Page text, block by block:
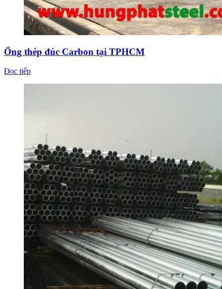
Ống thép đúc Carbon tại TPHCM
Đọc tiếp